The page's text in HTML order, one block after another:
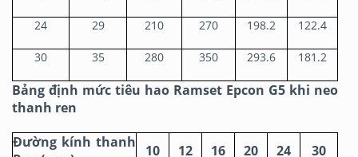
24 29 210 270 198.2 122.4
30 35 280 350 293.6 181.2
Bảng định mức tiêu hao Ramset Epcon G5 khi neo
thanh ren
Đường kính thanh
10 12 16 20 24 30